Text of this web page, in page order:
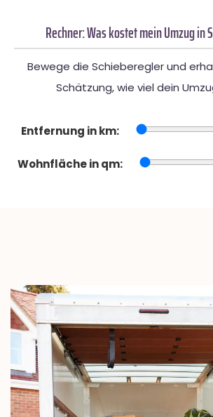
Rechner: Was kostet mein Umzug in
Bewege die Schieberegler und
Schätzung, wie viel dein
Entfernung in km:
Wohnfläche in qm: